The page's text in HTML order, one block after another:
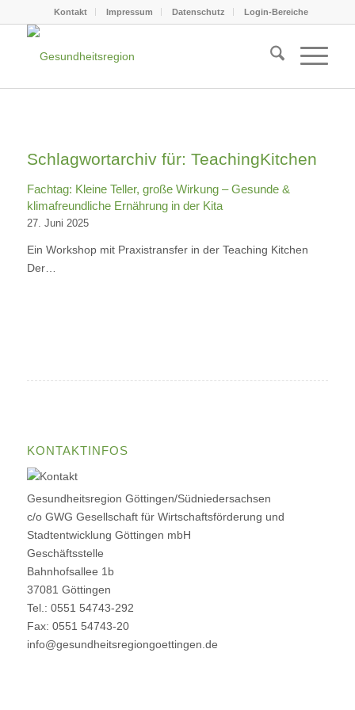
Kontakt Impressum Datenschutz Login-Bereiche
Schlagwortarchiv für: TeachingKitchen
Fachtag: Kleine Teller, große Wirkung – Gesunde &
klimafreundliche Ernährung in der Kita
27. Juni 2025
Ein Workshop mit Praxistransfer in der Teaching Kitchen
Der…
KONTAKTINFOS
Gesundheitsregion Göttingen/Südniedersachsen
c/o GWG Gesellschaft für Wirtschaftsförderung und
Stadtentwicklung Göttingen mbH
Geschäftsstelle
Bahnhofsallee 1b
37081 Göttingen
Tel.: 0551 54743-292
Fax: 0551 54743-20
info@gesundheitsregiongoettingen.de